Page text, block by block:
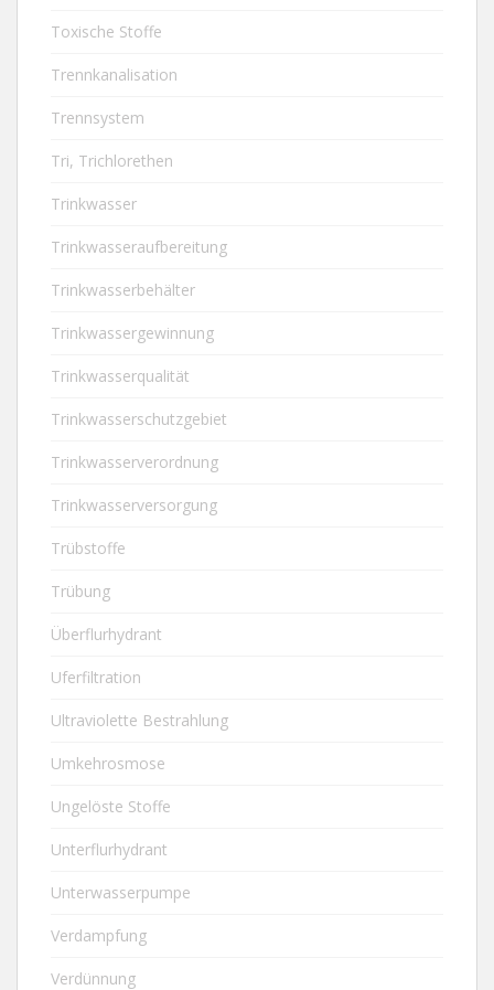
Toxische Stoffe
Trennkanalisation
Trennsystem
Tri, Trichlorethen
Trinkwasser
Trinkwasseraufbereitung
Trinkwasserbehälter
Trinkwassergewinnung
Trinkwasserqualität
Trinkwasserschutzgebiet
Trinkwasserverordnung
Trinkwasserversorgung
Trübstoffe
Trübung
Überflurhydrant
Uferfiltration
Ultraviolette Bestrahlung
Umkehrosmose
Ungelöste Stoffe
Unterflurhydrant
Unterwasserpumpe
Verdampfung
Verdünnung